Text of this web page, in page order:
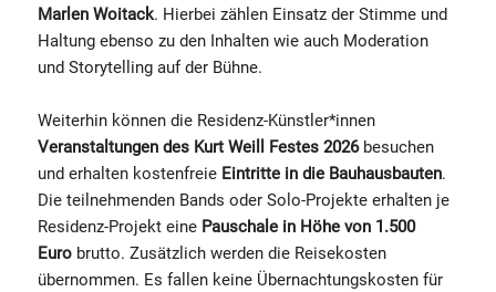
Marlen Woitack. Hierbei zählen Einsatz der Stimme und
Haltung ebenso zu den Inhalten wie auch Moderation
und Storytelling auf der Bühne.
Weiterhin können die Residenz-Künstler*innen
Veranstaltungen des Kurt Weill Festes 2026besuchen
und erhalten kostenfreie Eintritte in die Bauhausbauten.
Die teilnehmenden Bands oder Solo-Projekte erhalten je
Residenz-Projekt eine Pauschale in Höhe von 1.500
Euro brutto. Zusätzlich werden die Reisekosten
übernommen. Es fallen keine Übernachtungskosten für